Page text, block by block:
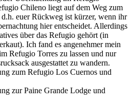
Chileno liegt auf dem Weg zum
euer Rückweg ist kürzer, wenn ihr
hier entscheidet. Allerdings
über das Refugio gehört (in
Ich fand es angenehmer mein
Refugio Torres zu lassen und nur
ausgestattet zu wandern.
zum Refugio Los Cuernos und
zur Paine Grande Lodge und